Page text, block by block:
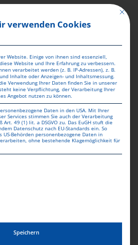
beim bestehenden Kunden –
Kunden (Early Access, Limited
im E-
nach
neue Produkte
Stammkunden
Umsatz-Booster
Mit
verwenden Cookies
Website. Einige von ihnen sind essenziell,
Website und Ihre Erfahrung zu verbessern.
verarbeitet werden (z. B. IP-Adressen), z. B.
Inhalte oder Anzeigen- und Inhaltsmessung.
Verwendung Ihrer Daten finden Sie in unserer
keine Verpflichtung, der Verarbeitung Ihrer
Angebot nutzen zu können.
Daten in den USA. Mit Ihrer
Services stimmen Sie auch der Verarbeitung
Art. 49 (1) lit. a DSGVO zu. Das EuGH stuft die
Datenschutz nach EU-Standards ein. So
Behörden personenbezogene Daten in
ohne bestehende Klagemöglichkeit für
Service-Gruppen, für die eine
Speichern